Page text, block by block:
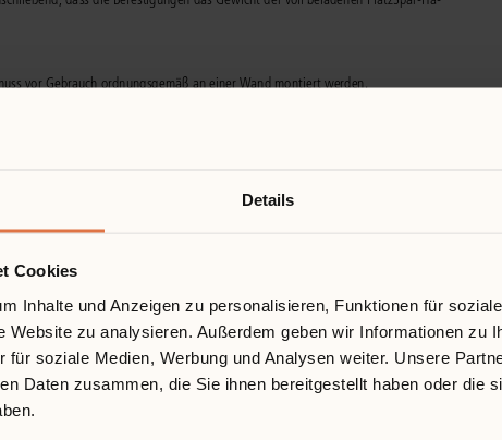
Details
Cookies
Inhalte und Anzeigen zu personalisieren, Funktionen für
Website zu analysieren. Außerdem geben wir Informationen zu
für soziale Medien, Werbung und Analysen weiter. Unsere
Daten zusammen, die Sie ihnen bereitgestellt haben oder die